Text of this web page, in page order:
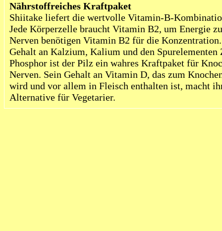
Nährstoffreiches Kraftpaket
Shiitake liefert die wertvolle Vitamin-B-
Jede Körperzelle braucht Vitamin B2, um Energie
Nerven benötigen Vitamin B2 für die
Gehalt an Kalzium, Kalium und den Spurelementen
Phosphor ist der Pilz ein wahres Kraftpaket für
Nerven. Sein Gehalt an Vitamin D, das zum
wird und vor allem in Fleisch enthalten ist, macht
Alternative für Vegetarier.